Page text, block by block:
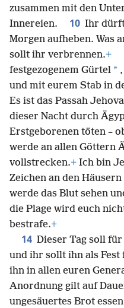
zusammen mit den
Innereien.
10 Ihr
Morgen aufheben. Was
sollt ihr verbrennen.+
festgezogenem Gürtel *
und mit eurem Stab in
Es ist das Passah
dieser Nacht durch
Erstgeborenen töten –
werde an allen Göttern
vollstrecken.+ Ich bin
Zeichen an den
werde das Blut sehen
die Plage wird euch
bestrafe.+
14 Dieser Tag soll
und ihr sollt ihn als
ihn in allen euren
Anordnung gilt auf
ungesäuertes Brot